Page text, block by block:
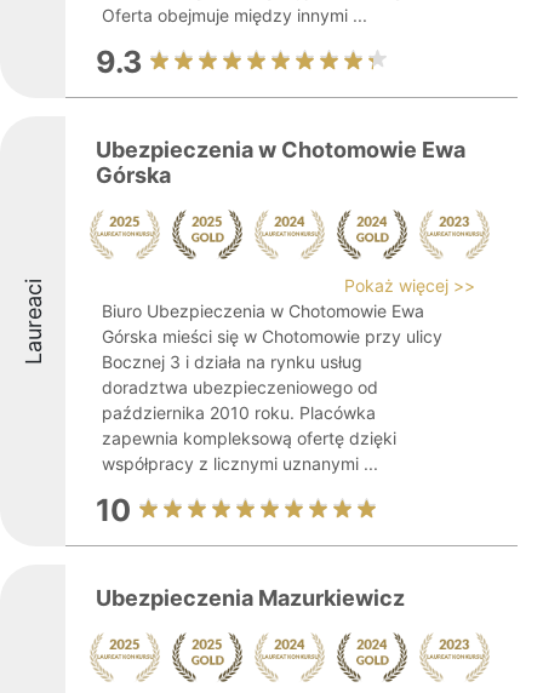
Oferta obejmuje między innymi ...
9.3
Laureaci
Ubezpieczenia w Chotomowie Ewa
Górska
Pokaż więcej >>
Biuro Ubezpieczenia w Chotomowie Ewa
Górska mieści się w Chotomowie przy ulicy
Bocznej 3 i działa na rynku usług
doradztwa ubezpieczeniowego od
października 2010 roku. Placówka
zapewnia kompleksową ofertę dzięki
współpracy z licznymi uznanymi ...
10
Ubezpieczenia Mazurkiewicz